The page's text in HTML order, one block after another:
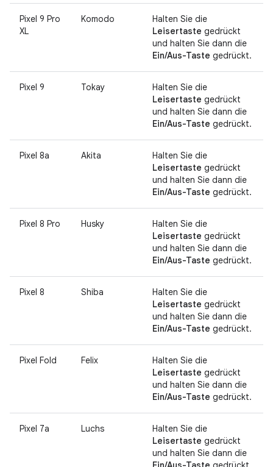
Pixel 9 Pro
XL
Komodo
Halten Sie die
Leisertaste gedrückt
und halten Sie dann die
Ein/Aus-Taste gedrückt.
Pixel 9 Tokay
Halten Sie die
Leisertaste gedrückt
und halten Sie dann die
Ein/Aus-Taste gedrückt.
Pixel 8a Akita
Halten Sie die
Leisertaste gedrückt
und halten Sie dann die
Ein/Aus-Taste gedrückt.
Pixel 8 Pro Husky
Halten Sie die
Leisertaste gedrückt
und halten Sie dann die
Ein/Aus-Taste gedrückt.
Pixel 8 Shiba
Halten Sie die
Leisertaste gedrückt
und halten Sie dann die
Ein/Aus-Taste gedrückt.
Pixel Fold Felix
Halten Sie die
Leisertaste gedrückt
und halten Sie dann die
Ein/Aus-Taste gedrückt.
Pixel 7a Luchs
Halten Sie die
Leisertaste gedrückt
und halten Sie dann die